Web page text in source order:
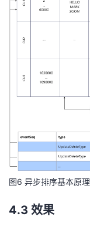
图6 异步排序基本原理
4.3 效果